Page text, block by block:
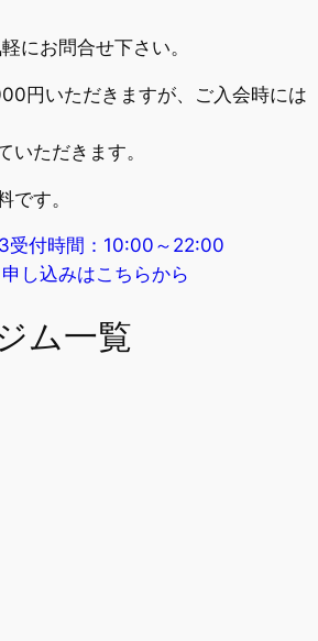
にお問合せ下さい。
円いただきますが、ご入会時には
いただきます。
です。
受付時間：10:00～22:00
し込みはこちらから
ム一覧